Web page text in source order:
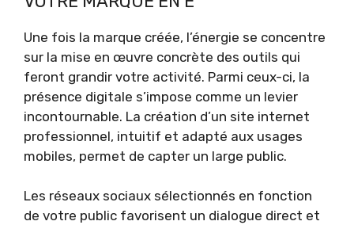
Une fois la marque créée, l’énergie se concentre
sur la mise en œuvre concrète des outils qui
feront grandir votre activité. Parmi ceux-ci, la
présence digitale s’impose comme un levier
incontournable. La création d’un site internet
professionnel, intuitif et adapté aux usages
mobiles, permet de capter un large public.
Les réseaux sociaux sélectionnés en fonction
de votre public favorisent un dialogue direct et